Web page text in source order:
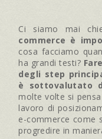
Ci siamo mai
commerce è
cosa facciamo
ha grandi testi?
degli step
è sottovalutato
molte volte si
lavoro di
e-commerce come
progredire in